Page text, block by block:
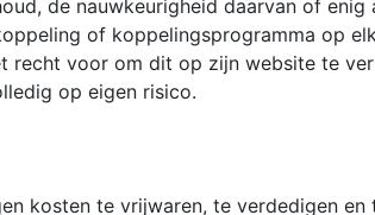
de nauwkeurigheid daarvan of
of koppelingsprogramma op
voor om dit op zijn website te
op eigen risico.
kosten te vrijwaren, te verdedigen